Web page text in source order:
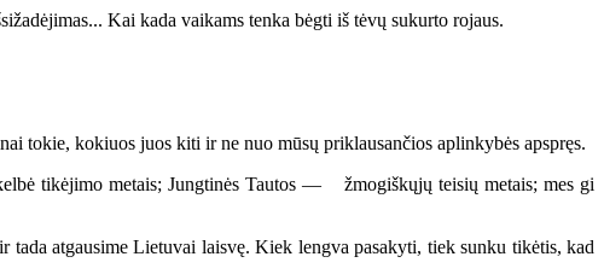
Kai kada vaikams tenka bėgti iš tėvų sukurto rojaus.
tokie, kokiuos juos kiti ir ne nuo mūsų priklausančios aplinkybės apspręs.
tikėjimo metais; Jungtinės Tautos — žmogiškųjų teisių metais; mes gi
atgausime Lietuvai laisvę. Kiek lengva pasakyti, tiek sunku tikėtis, kad